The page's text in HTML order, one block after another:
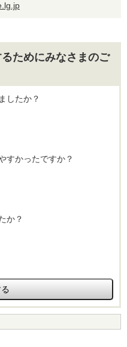
ためにみなさまのご
したか？
すかったですか？
か？